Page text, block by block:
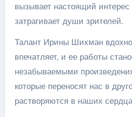
вызывает настоящий
затрагивает души зрителей.
Талант Ирины Шихман
впечатляет, и ее работы
незабываемыми
которые переносят нас в
растворяются в наших